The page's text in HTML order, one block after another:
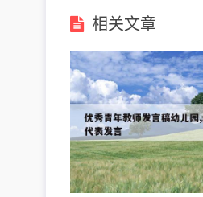
相关文章